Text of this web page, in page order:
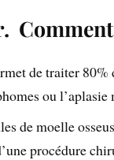
Comment
de traiter 80%
ou l’aplasie
de moelle
procédure